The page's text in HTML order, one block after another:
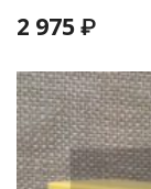
2 975 ₽